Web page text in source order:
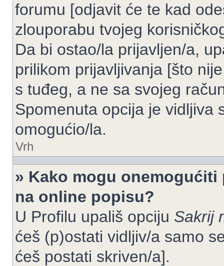
forumu [odjavit će te kad
zlouporabu tvojeg
Da bi ostao/la prijavljen/a,
prilikom prijavljivanja [što
s tuđeg, a ne sa svojeg
Spomenuta opcija je vidljiva
omogućio/la.
Vrh
» Kako mogu
na online popisu?
U Profilu upališ opciju Sakrij
ćeš (p)ostati vidljiv/a samo
ćeš postati skriven/a].